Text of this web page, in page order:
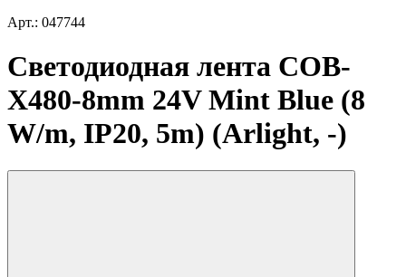
Арт.: 047744
Светодиодная лента COB-
X480-8mm 24V Mint Blue (8
W/m, IP20, 5m) (Arlight, -)